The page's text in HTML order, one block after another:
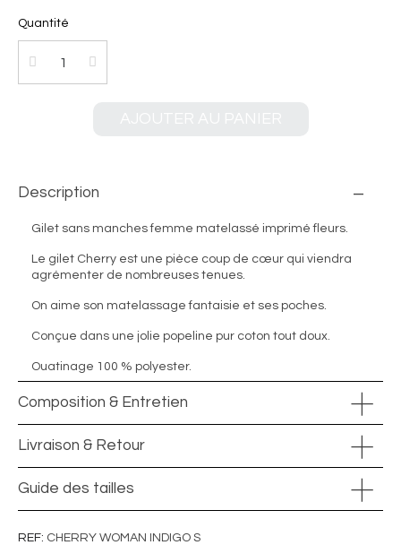
Quantité
Description
Gilet sans manches femme matelassé imprimé fleurs.
Le gilet Cherry est une pièce coup de cœur qui viendra
agrémenter de nombreuses tenues.
On aime son matelassage fantaisie et ses poches.
Conçue dans une jolie popeline pur coton tout doux.
Ouatinage 100 % polyester.
Composition & Entretien
Livraison & Retour
Guide des tailles
REF CHERRY WOMAN INDIGO S